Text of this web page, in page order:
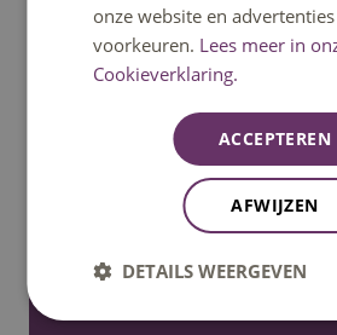
Stel een vraag
Ga snel naar
onze website en
voorkeuren. Lees meer in
Cookieverklaring.
ACCEPTEREN
AFWIJZEN
DETAILS WEERGEVEN